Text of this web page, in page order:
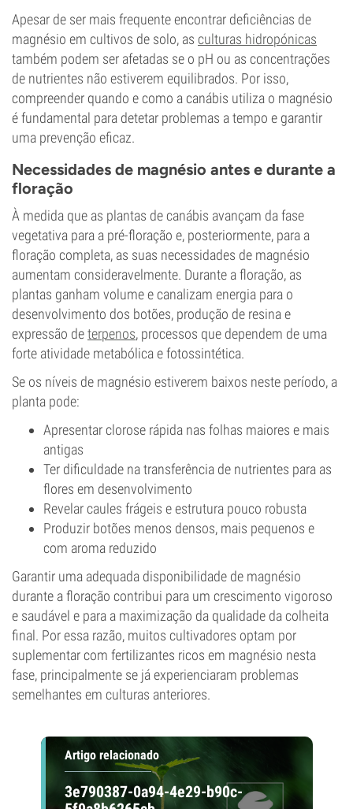
Apesar de ser mais frequente encontrar deficiências de
magnésio em cultivos de solo, as culturas hidropónicas
também podem ser afetadas se o pH ou as concentrações
de nutrientes não estiverem equilibrados. Por isso,
compreender quando e como a canábis utiliza o magnésio
é fundamental para detetar problemas a tempo e garantir
uma prevenção eficaz.
Necessidades de magnésio antes e durante a
floração
À medida que as plantas de canábis avançam da fase
vegetativa para a pré-floração e, posteriormente, para a
floração completa, as suas necessidades de magnésio
aumentam consideravelmente. Durante a floração, as
plantas ganham volume e canalizam energia para o
desenvolvimento dos botões, produção de resina e
expressão deterpenos, processos que dependem de uma
forte atividade metabólica e fotossintética.
Se os níveis de magnésio estiverem baixos neste período, a
planta pode:
Apresentar clorose rápida nas folhas maiores e mais
antigas
Ter dificuldade na transferência de nutrientes para as
flores em desenvolvimento
Revelar caules frágeis e estrutura pouco robusta
Produzir botões menos densos, mais pequenos e
com aroma reduzido
Garantir uma adequada disponibilidade de magnésio
durante a floração contribui para um crescimento vigoroso
e saudável e para a maximização da qualidade da colheita
final. Por essa razão, muitos cultivadores optam por
suplementar com fertilizantes ricos em magnésio nesta
fase, principalmente se já experienciaram problemas
semelhantes em culturas anteriores.
Artigo relacionado
3e790387-0a94-4e29-b90c-